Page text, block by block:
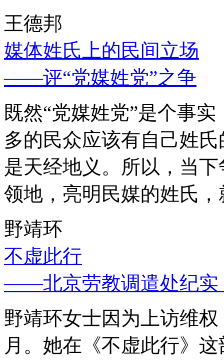
王德邦
媒体姓氏上的民间立场
——评“党媒姓党”之争
既然“党媒姓党”是个事
多的民众应该有自己姓
是天经地义。所以，当
领地，亮明民媒的姓氏
野靖环
不虚此行
——北京劳教调遣处纪实
野靖环女士因为上访维
月。她在《不虚此行》